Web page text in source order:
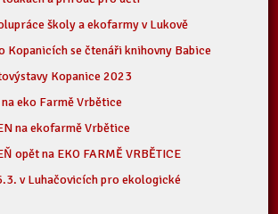
školy a ekofarmy v Lukově
Kopanicích se čtenáři knihovny Babice
Kopanice 2023
eko Farmě Vrbětice
na ekofarmě Vrbětice
opět na EKO FARMĚ VRBĚTICE
v Luhačovicích pro ekologické